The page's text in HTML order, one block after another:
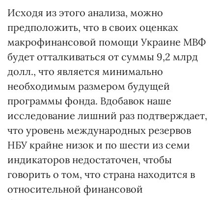
Исходя из этого анализа, можно
предположить, что в своих оценках
макрофинансовой помощи Украине МВФ
будет отталкиваться от суммы 9,2 млрд
долл., что является минимально
необходимым размером будущей
программы фонда. Вдобавок наше
исследование лишний раз подтверждает,
что уровень международных резервов
НБУ крайне низок и по шести из семи
индикаторов недостаточен, чтобы
говорить о том, что страна находится в
относительной финансовой